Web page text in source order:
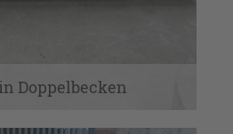
Doppelbecken